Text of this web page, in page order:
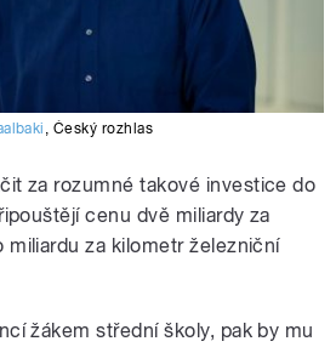
Český rozhlas
za rozumné takové investice do
cenu dvě miliardy za
miliardu za kilometr železniční
žákem střední školy, pak by mu